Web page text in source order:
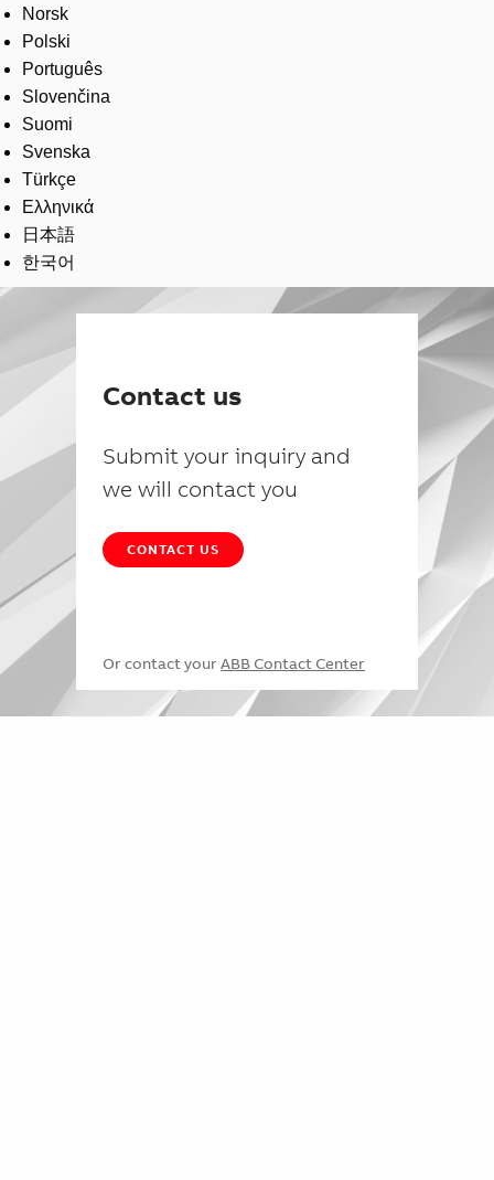
Norsk
Polski
Português
Slovenčina
Suomi
Svenska
Türkçe
Ελληνικά
日本語
한국어
Contact us
Submit your inquiry and
we will contact you
CONTACT US
Or contact your ABB Contact Center